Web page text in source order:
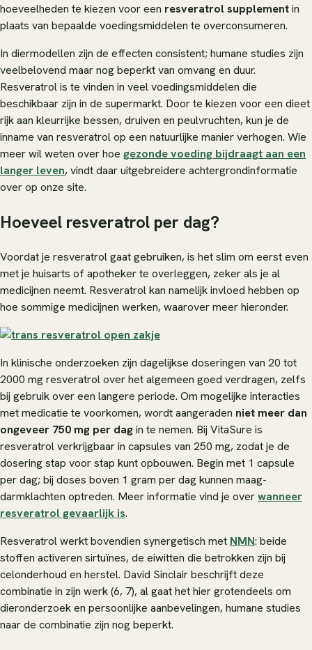
hoeveelheden te kiezen voor een resveratrol supplementin
plaats van bepaalde voedingsmiddelen te overconsumeren.
In diermodellen zijn de effecten consistent; humane studies zijn
veelbelovend maar nog beperkt van omvang en duur.
Resveratrol is te vinden in veel voedingsmiddelen die
beschikbaar zijn in de supermarkt. Door te kiezen voor een dieet
rijk aan kleurrijke bessen, druiven en peulvruchten, kun je de
inname van resveratrol op een natuurlijke manier verhogen. Wie
meer wil weten over hoe gezonde voeding bijdraagt aan een
langer leven, vindt daar uitgebreidere achtergrondinformatie
over op onze site.
Hoeveel resveratrol per dag?
Voordat je resveratrol gaat gebruiken, is het slim om eerst even
met je huisarts of apotheker te overleggen, zeker als je al
medicijnen neemt. Resveratrol kan namelijk invloed hebben op
hoe sommige medicijnen werken, waarover meer hieronder.
In klinische onderzoeken zijn dagelijkse doseringen van 20 tot
2000 mg resveratrol over het algemeen goed verdragen, zelfs
bij gebruik over een langere periode. Om mogelijke interacties
met medicatie te voorkomen, wordt aangeraden niet meer dan
ongeveer 750 mg per dagin te nemen. Bij VitaSure is
resveratrol verkrijgbaar in capsules van 250 mg, zodat je de
dosering stap voor stap kunt opbouwen. Begin met 1 capsule
per dag; bij doses boven 1 gram per dag kunnen maag-
darmklachten optreden. Meer informatie vind je overwanneer
resveratrol gevaarlijk is.
Resveratrol werkt bovendien synergetisch met NMN: beide
stoffen activeren sirtuïnes, de eiwitten die betrokken zijn bij
celonderhoud en herstel. David Sinclair beschrijft deze
combinatie in zijn werk (6, 7), al gaat het hier grotendeels om
dieronderzoek en persoonlijke aanbevelingen, humane studies
naar de combinatie zijn nog beperkt.